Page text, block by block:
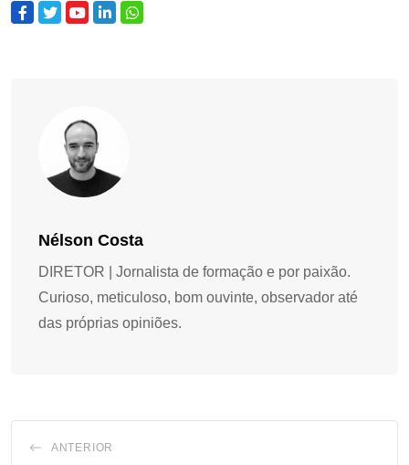
Nélson Costa
DIRETOR | Jornalista de formação e por paixão.
Curioso, meticuloso, bom ouvinte, observador até
das próprias opiniões.
ANTERIOR